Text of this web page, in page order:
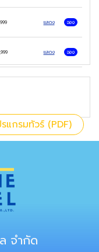
แสดง จอง
แสดง จอง
แกรมทัวร์ (PDF)
จำกัด